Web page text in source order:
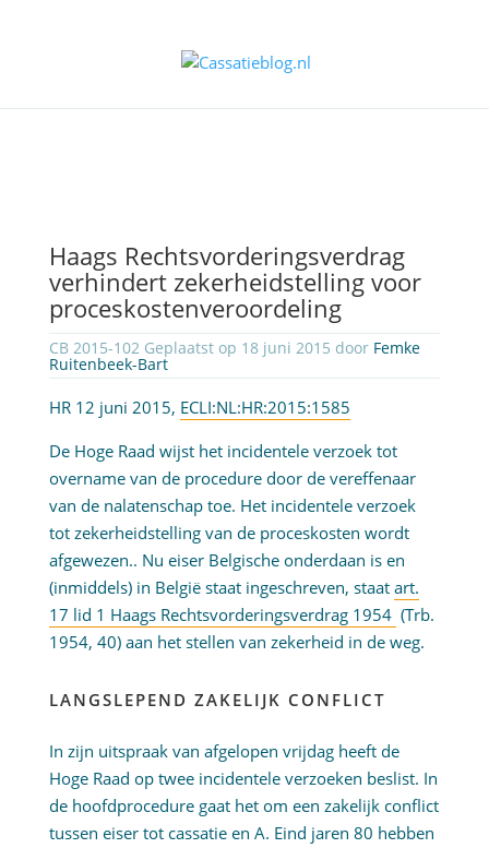
Haags Rechtsvorderingsverdrag
verhindert zekerheidstelling voor
proceskostenveroordeling
CB 2015-102 Geplaatst op 18 juni 2015 door Femke
Ruitenbeek-Bart
HR 12 juni 2015, ECLI:NL:HR:2015:1585
De Hoge Raad wijst het incidentele verzoek tot
overname van de procedure door de vereffenaar
van de nalatenschap toe. Het incidentele verzoek
tot zekerheidstelling van de proceskosten wordt
afgewezen.. Nu eiser Belgische onderdaan is en
(inmiddels) in België staat ingeschreven, staat art.
17 lid 1 Haags Rechtsvorderingsverdrag 1954 (Trb.
1954, 40) aan het stellen van zekerheid in de weg.
LANGSLEPEND ZAKELIJK CONFLICT
In zijn uitspraak van afgelopen vrijdag heeft de
Hoge Raad op twee incidentele verzoeken beslist. In
de hoofdprocedure gaat het om een zakelijk conflict
tussen eiser tot cassatie en A. Eind jaren 80 hebben